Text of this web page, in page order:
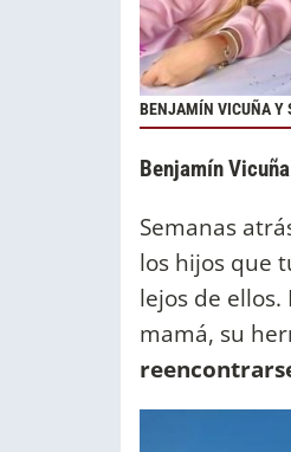
BENJAMÍN VICUÑA Y
Benjamín
Semanas
los hijos que
lejos de
mamá, su